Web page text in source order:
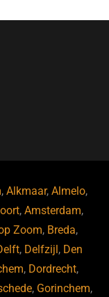
,Alkmaar,Almelo,
,Amsterdam,
Zoom, Breda,
, Delfzijl , Den
, Dordrecht,
, Gorinchem,